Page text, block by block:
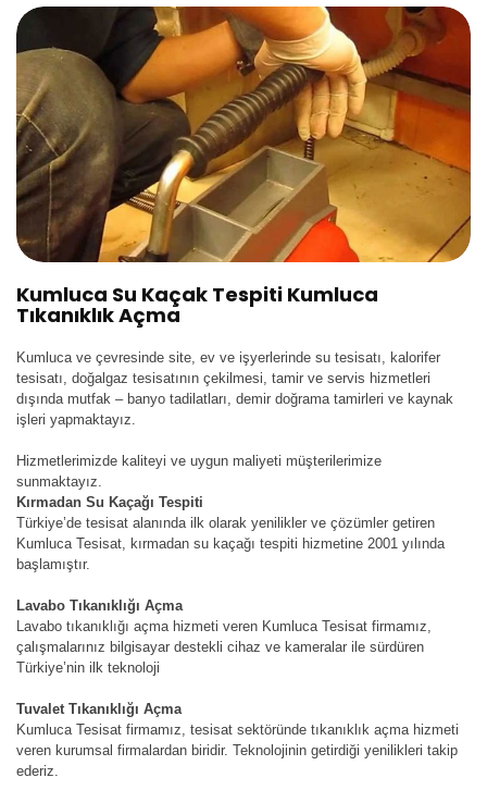
Kumluca Su Kaçak Tespiti Kumluca
Tıkanıklık Açma
Kumluca ve çevresinde site, ev ve işyerlerinde su tesisatı, kalorifer
tesisatı, doğalgaz tesisatının çekilmesi, tamir ve servis hizmetleri
dışında mutfak – banyo tadilatları, demir doğrama tamirleri ve kaynak
işleri yapmaktayız.
Hizmetlerimizde kaliteyi ve uygun maliyeti müşterilerimize
sunmaktayız.
Kırmadan Su Kaçağı Tespiti
Türkiye’de tesisat alanında ilk olarak yenilikler ve çözümler getiren
Kumluca Tesisat, kırmadan su kaçağı tespiti hizmetine 2001 yılında
başlamıştır.
Lavabo Tıkanıklığı Açma
Lavabo tıkanıklığı açma hizmeti veren Kumluca Tesisat firmamız,
çalışmalarınız bilgisayar destekli cihaz ve kameralar ile sürdüren
Türkiye’nin ilk teknoloji
Tuvalet Tıkanıklığı Açma
Kumluca Tesisat firmamız, tesisat sektöründe tıkanıklık açma hizmeti
veren kurumsal firmalardan biridir. Teknolojinin getirdiği yenilikleri takip
ederiz.